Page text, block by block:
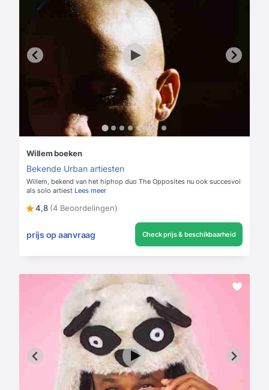
Willem boeken
Bekende Urban artiesten
Willem, bekend van het hiphop duo The Opposites nu ook succesvol
als solo artiest Lees meer
4,8 (4 Beoordelingen)
prijs op aanvraag Check prijs & beschikbaarheid